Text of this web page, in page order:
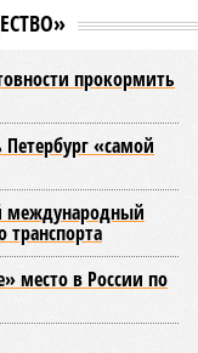
прокормить
Петербург «самой
международный
место в России по